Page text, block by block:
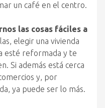
un café en el centro.
las cosas fáciles a
elegir una vivienda
esté reformada y te
Si además está cerca
y, por
ya puede ser lo más.